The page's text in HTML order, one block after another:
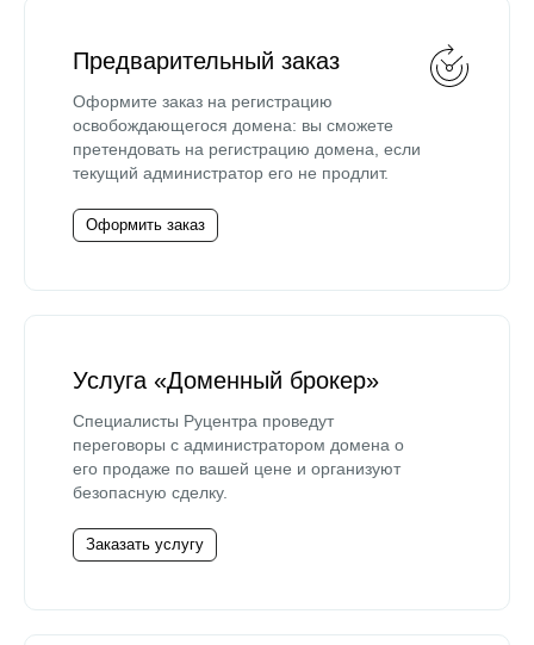
Предварительный заказ
Оформите заказ на регистрацию
освобождающегося домена: вы сможете
претендовать на регистрацию домена, если
текущий администратор его не продлит.
Оформить заказ
Услуга «Доменный брокер»
Специалисты Руцентра проведут
переговоры с администратором домена о
его продаже по вашей цене и организуют
безопасную сделку.
Заказать услугу